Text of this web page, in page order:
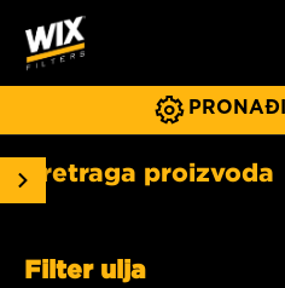
Pretraga proizvoda
Filter ulja